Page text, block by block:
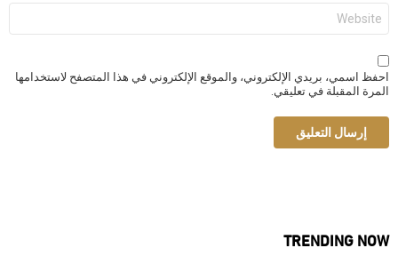
الموقع
الإلكتروني
احفظ اسمي، بريدي الإلكتروني، والموقع الإلكتروني في هذا المتصفح لاستخدامها
المرة المقبلة في تعليقي.
TRENDING NOW